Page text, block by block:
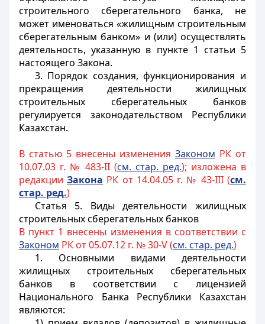
строительного сберегательного банка, не
может именоваться «жилищным строительным
сберегательным банком» и (или) осуществлять
деятельность, указанную в пункте 1 статьи 5
настоящего Закона.
3. Порядок создания, функционирования и
прекращения деятельности жилищных
строительных сберегательных банков
регулируется законодательством Республики
Казахстан.
В статью 5 внесены изменения Законом РК от
10.07.03 г. № 483-II (см. стар. ред.); изложена в
редакцииЗакона РК от 14.04.05 г. № 43-III (см.
стар. ред.)
Статья 5.
Виды деятельности жилищных
строительных сберегательных банков
В пункт 1 внесены изменения в соответствии с
Законом РК от 05.07.12 г. № 30-V (см. стар. ред.)
1. Основными видами деятельности
жилищных строительных сберегательных
банков в соответствии с лицензией
Национального Банка Республики Казахстан
являются: